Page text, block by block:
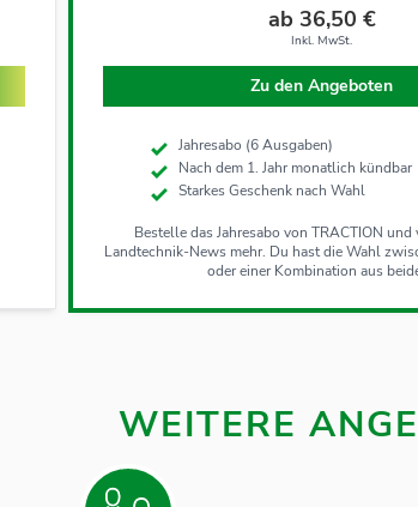
ab 36,50 €
Inkl. MwSt.
Zu den Angeboten
Jahresabo (6 Ausgaben)
Nach dem 1. Jahr monatlich kündbar
Starkes Geschenk nach Wahl
Bestelle das Jahresabo von TRACTION und
Landtechnik-News mehr. Du hast die Wahl
oder einer Kombination aus
WEITERE